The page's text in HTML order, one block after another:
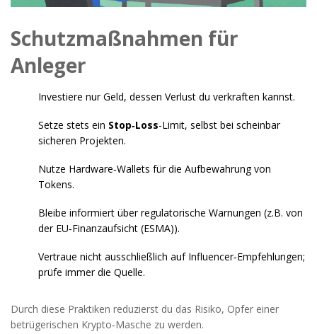
Schutzmaßnahmen für
Anleger
Investiere nur Geld, dessen Verlust du verkraften kannst.
Setze stets ein Stop‑Loss-Limit, selbst bei scheinbar
sicheren Projekten.
Nutze Hardware‑Wallets für die Aufbewahrung von
Tokens.
Bleibe informiert über regulatorische Warnungen (z.B. von
der EU‑Finanzaufsicht (ESMA)).
Vertraue nicht ausschließlich auf Influencer‑Empfehlungen;
prüfe immer die Quelle.
Durch diese Praktiken reduzierst du das Risiko, Opfer einer
betrügerischen Krypto‑Masche zu werden.